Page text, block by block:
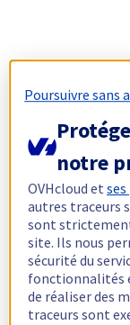
Poursuivre sans
notre
OVHcloud et
autres traceurs
sont
site. Ils nous
sécurité du
fonctionnalités
de réaliser des
traceurs sont